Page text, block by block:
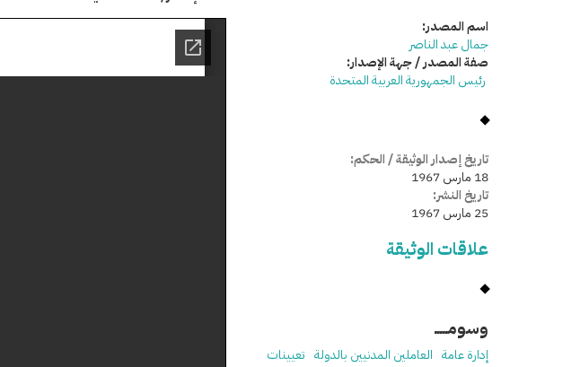
اسم المصدر:
جمال عبد الناصر
صفة المصدر / جهة الإصدار:
رئيس الجمهورية العربية المتحدة
تاريخ إصدار الوثيقة / الحكم:
18 مارس 1967
تاريخ النشر:
25 مارس 1967
علاقات الوثيقة
وسومـــــ
إدارة عامة العاملين المدنيين بالدولة تعيينات